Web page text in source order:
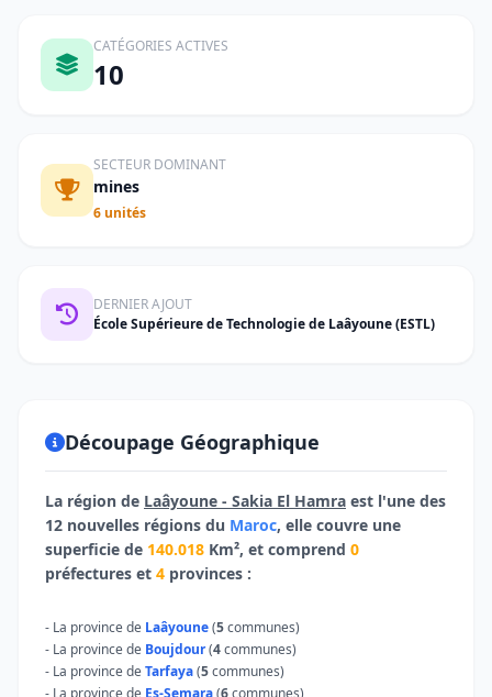
CATÉGORIES ACTIVES
10
SECTEUR DOMINANT
mines
6 unités
DERNIER AJOUT
École Supérieure de Technologie de Laâyoune (ESTL)
Découpage Géographique
La région de Laâyoune - Sakia El Hamra est l'une des
12 nouvelles régions du Maroc, elle couvre une
superficie de 140.018 Km², et comprend 0
préfectures et 4 provinces :
- La province de Laâyoune(5communes)
- La province de Boujdour(4communes)
- La province deTarfaya(5communes)
- La province de Es-Semara​(6communes)